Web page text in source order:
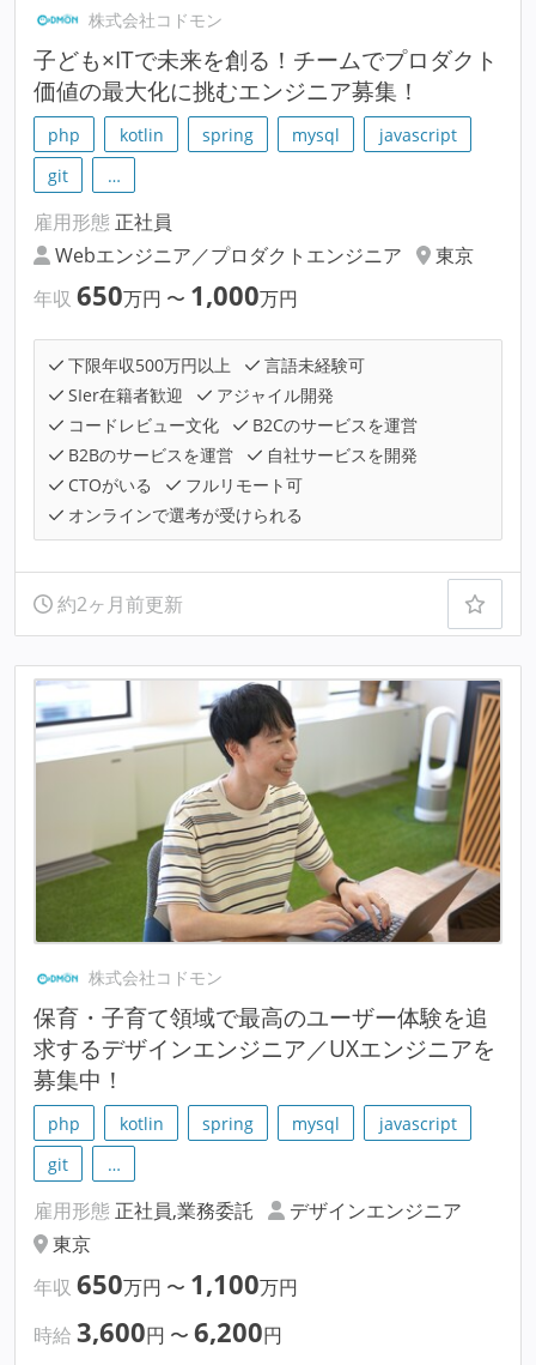
株式会社コドモン
子ども×ITで未来を創る！チームでプロダクト
価値の最大化に挑むエンジニア募集！
php kotlin spring mysql
javascript
git
…
雇用形態 正社員
Webエンジニア／プロダクトエンジニア
東京
年収 650万円 〜 1,000万円
下限年収500万円以上
言語未経験可
SIer在籍者歓迎
アジャイル開発
コードレビュー文化
B2Cのサービスを運営
B2Bのサービスを運営
自社サービスを開発
CTOがいる
フルリモート可
オンラインで選考が受けられる
約2ヶ月前更新
株式会社コドモン
保育・子育て領域で最高のユーザー体験を追
求するデザインエンジニア／UXエンジニアを
募集中！
php kotlin spring mysql
javascript
git
…
雇用形態 正社員,業務委託
デザインエンジニア
東京
年収 650万円 〜 1,100万円
時給 3,600円 〜 6,200円